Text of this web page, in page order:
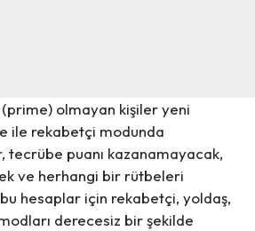
(prime) olmayan kişiler yeni
ile rekabetçi modunda
tecrübe puanı kazanamayacak,
ve herhangi bir rütbeleri
hesaplar için rekabetçi, yoldaş,
derecesiz bir şekilde